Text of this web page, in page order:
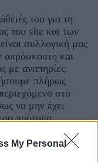
My Personal
του για τη
του site και των
συλλογική μας
απρόσκοπτη και
με αναπηρίες.
πλήρως
στο
να μην έχει
πρότυπα
στο να μην
τεχνολογική